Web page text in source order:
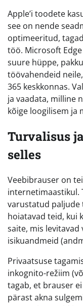
Apple’i toodete
see on nende
optimeeritud,
töö. Microsoft
suure hüppe,
töövahendeid
365 keskkonnas.
ja vaadata, milline
kõige loogilisem ja
Turvalisus
selles
Veebibrauser on
internetimaastikul.
varustatud paljude
hoiatavad teid, kui
saite, mis
isikuandmeid
Privaatsuse
inkognito-režiim
tagab, et brauser
pärast akna